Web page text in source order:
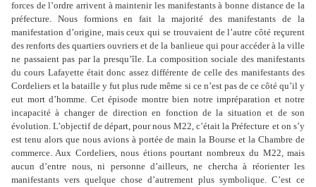
forces de l’ordre arrivent à maintenir les manifestants à bonne distance de la
préfecture. Nous formions en fait la majorité des manifestants de la
manifestation d’origine, mais ceux qui se trouvaient de l’autre côté reçurent
des renforts des quartiers ouvriers et de la banlieue qui pour accéder à la ville
ne passaient pas par la presqu’île. La composition sociale des manifestants
du cours Lafayette était donc assez différente de celle des manifestants des
Cordeliers et la bataille y fut plus rude même si ce n’est pas de ce côté qu’il y
eut mort d’homme. Cet épisode montre bien notre impréparation et notre
incapacité à changer de direction en fonction de la situation et de son
évolution. L’objectif de départ, pour nous M22, c’était la Préfecture et on s’y
est tenu alors que nous avions à portée de main la Bourse et la Chambre de
commerce. Aux Cordeliers, nous étions pourtant nombreux du M22, mais
aucun d’entre nous, ni personne d’ailleurs, ne chercha à réorienter les
manifestants vers quelque chose d’autrement plus symbolique. C’est ce